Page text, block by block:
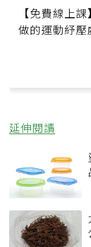
【免費線上
做的運動紓壓
延伸閱讀